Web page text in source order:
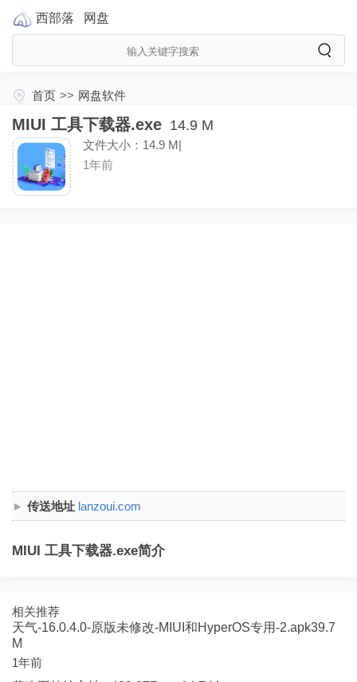
西部落 网盘
首页 >> 网盘软件
MIUI 工具下载器.exe 14.9 M
文件大小：14.9 M|
1年前
传送地址 lanzoui.com
MIUI 工具下载器.exe简介
相关推荐
天气-16.0.4.0-原版未修改-MIUI和HyperOS专用-2.apk39.7
M
1年前